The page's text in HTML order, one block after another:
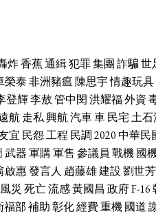
炸香蕉通緝犯罪集團詐騙世
榮泰非洲豬瘟陳思宇情趣玩具
登輝李敖管中閔洪耀福外資
航走私興航汽車車民宅土石
宜 民怨工程 民調2020中華民
武器軍購軍售 參議員 戰機國
啟惠發言人 趙藤雄建設劉世芳
風災 死亡流感黃國昌 政府F-16
福部補助彰化經費重機國道